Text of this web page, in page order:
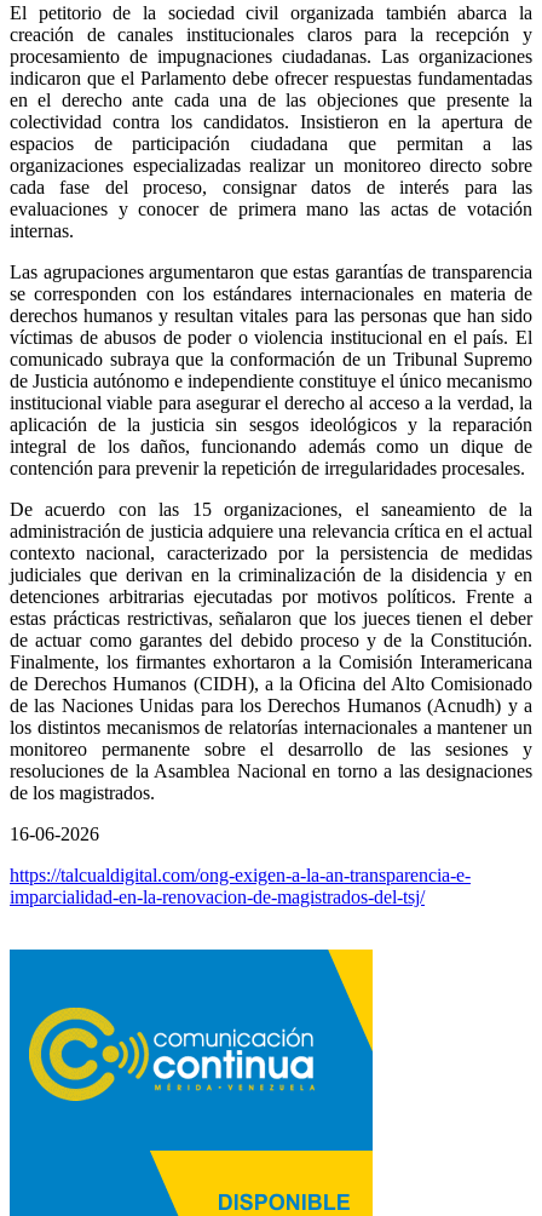
El petitorio de la sociedad civil organizada también abarca la
creación de canales institucionales claros para la recepción y
procesamiento de impugnaciones ciudadanas. Las organizaciones
indicaron que el Parlamento debe ofrecer respuestas fundamentadas
en el derecho ante cada una de las objeciones que presente la
colectividad contra los candidatos. Insistieron en la apertura de
espacios de participación ciudadana que permitan a las
organizaciones especializadas realizar un monitoreo directo sobre
cada fase del proceso, consignar datos de interés para las
evaluaciones y conocer de primera mano las actas de votación
internas.
Las agrupaciones argumentaron que estas garantías de transparencia
se corresponden con los estándares internacionales en materia de
derechos humanos y resultan vitales para las personas que han sido
víctimas de abusos de poder o violencia institucional en el país. El
comunicado subraya que la conformación de un Tribunal Supremo
de Justicia autónomo e independiente constituye el único mecanismo
institucional viable para asegurar el derecho al acceso a la verdad, la
aplicación de la justicia sin sesgos ideológicos y la reparación
integral de los daños, funcionando además como un dique de
contención para prevenir la repetición de irregularidades procesales.
De acuerdo con las 15 organizaciones, el saneamiento de la
administración de justicia adquiere una relevancia crítica en el actual
contexto nacional, caracterizado por la persistencia de medidas
judiciales que derivan en la criminalización de la disidencia y en
detenciones arbitrarias ejecutadas por motivos políticos. Frente a
estas prácticas restrictivas, señalaron que los jueces tienen el deber
de actuar como garantes del debido proceso y de la Constitución.
Finalmente, los firmantes exhortaron a la Comisión Interamericana
de Derechos Humanos (CIDH), a la Oficina del Alto Comisionado
de las Naciones Unidas para los Derechos Humanos (Acnudh) y a
los distintos mecanismos de relatorías internacionales a mantener un
monitoreo permanente sobre el desarrollo de las sesiones y
resoluciones de la Asamblea Nacional en torno a las designaciones
de los magistrados.
16-06-2026
https://talcualdigital.com/ong-exigen-a-la-an-transparencia-e-
imparcialidad-en-la-renovacion-de-magistrados-del-tsj/